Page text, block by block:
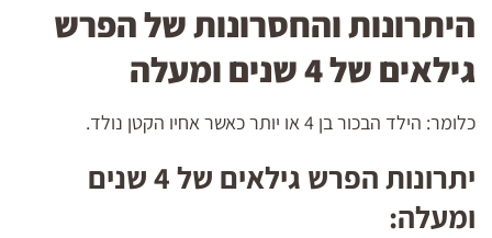
היתרונות והחסרונות של הפרש
גילאים של 4 שנים ומעלה
כלומר: הילד הבכור בן 4 או יותר כאשר אחיו הקטן נולד.
יתרונות הפרש גילאים של 4 שנים
ומעלה: